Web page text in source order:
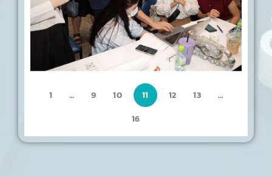
Date
1 … 9 10 11 12 13
…
16